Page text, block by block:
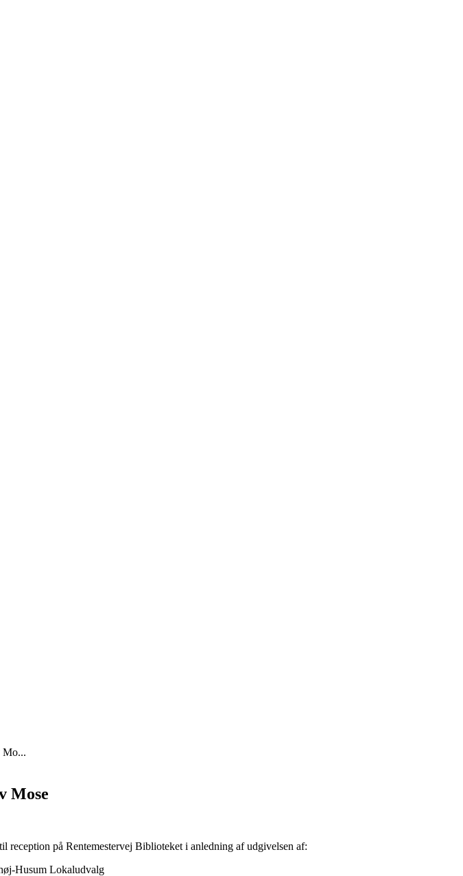
Mo...
Mose
på Rentemestervej Biblioteket i anledning af udgivelsen af:
Husum Lokaludvalg